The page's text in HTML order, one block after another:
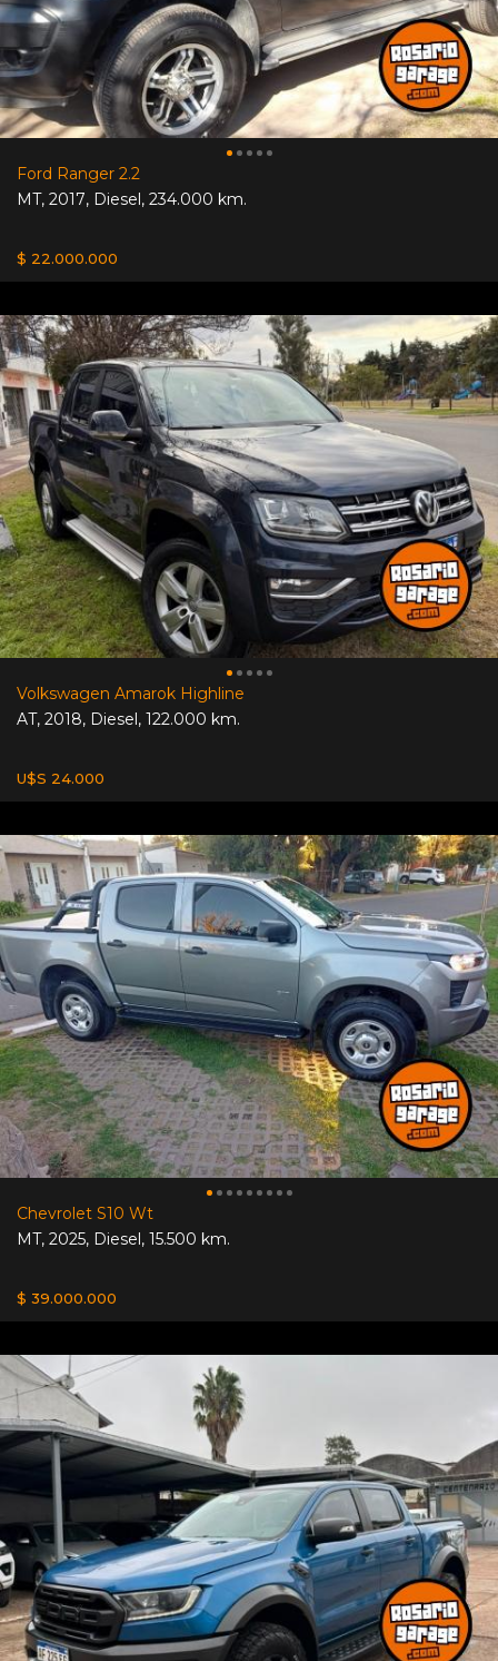
Ford Ranger 2.2
MT, 2017, Diesel, 234.000 km.
$ 22.000.000
Volkswagen Amarok Highline
AT, 2018, Diesel, 122.000 km.
U$S 24.000
Chevrolet S10 Wt
MT, 2025, Diesel, 15.500 km.
$ 39.000.000